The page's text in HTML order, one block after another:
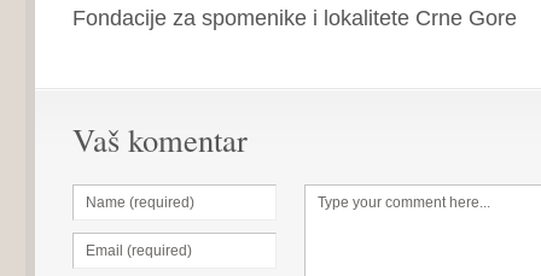
Fondacije za spomenike i lokalitete Crne Gore
Vaš komentar